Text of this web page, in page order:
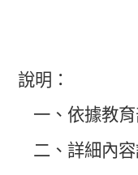
說明：
一、依據教
二、詳細內